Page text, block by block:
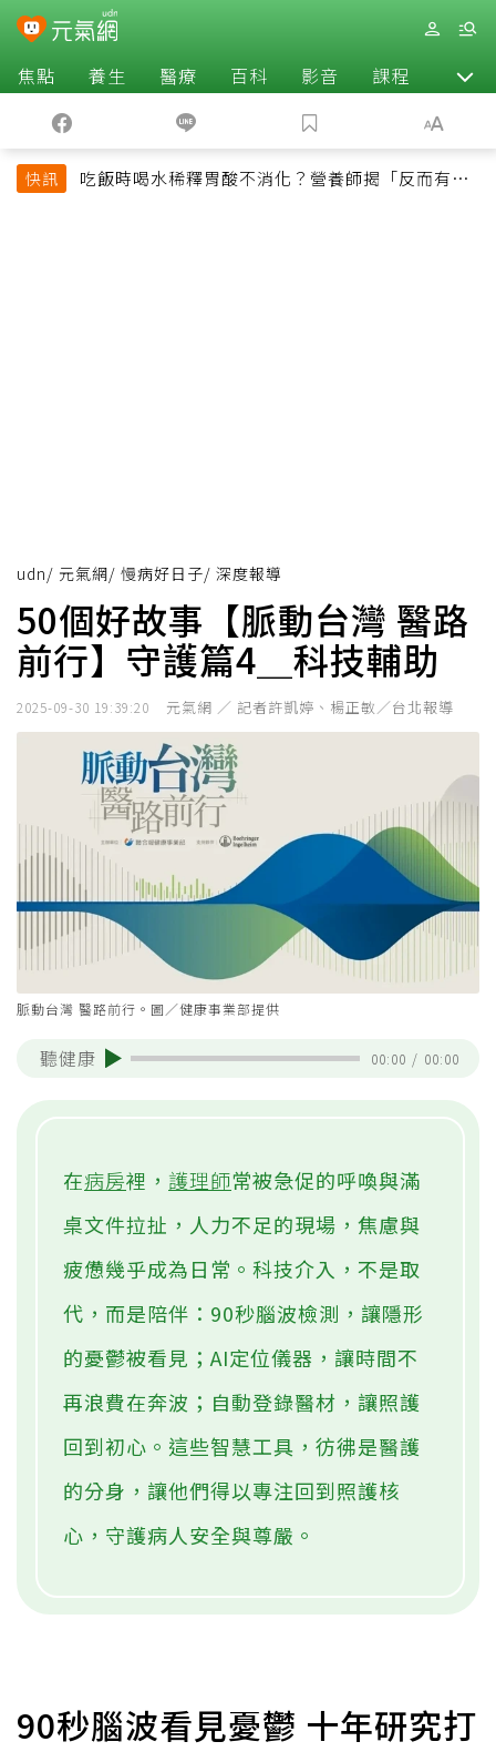
焦點 養生 醫療 百科 影音 課程 退休
快訊
吃飯時喝水稀釋胃酸不消化？營養師揭「反而有好
udn/ 元氣網/ 慢病好日子/ 深度報導
50個好故事【脈動台灣 醫路
前行】守護篇4＿科技輔助
2025-09-30 19:39:20 元氣網 ／ 記者許凱婷、楊正敏／台北報導
脈動台灣 醫路前行。圖／健康事業部提供
聽健康 00:00 / 00:00
在病房裡， 護理師常被急促的呼喚與滿
桌文件拉扯，人力不足的現場，焦慮與
疲憊幾乎成為日常。科技介入，不是取
代，而是陪伴：90秒腦波檢測，讓隱形
的憂鬱被看見；AI定位儀器，讓時間不
再浪費在奔波；自動登錄醫材，讓照護
回到初心。這些智慧工具，彷彿是醫護
的分身，讓他們得以專注回到照護核
心，守護病人安全與尊嚴。
90秒腦波看見憂鬱 十年研究打